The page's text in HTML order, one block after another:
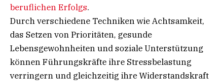
beruflichen Erfolgs.
Durch verschiedene Techniken wie Achtsamkeit,
das Setzen von Prioritäten, gesunde
Lebensgewohnheiten und soziale Unterstützung
können Führungskräfte ihre Stressbelastung
verringern und gleichzeitig ihre Widerstandskraft